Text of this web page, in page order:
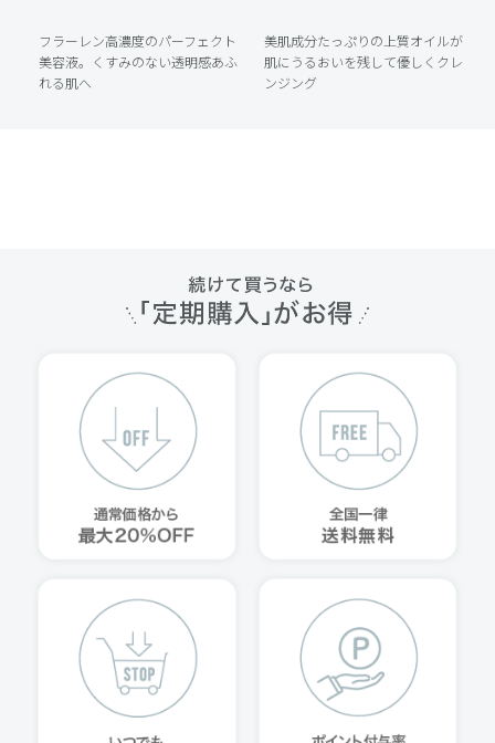
フラーレン高濃度のパーフェクト
美容液。くすみのない透明感あふ
れる肌へ
美肌成分たっぷりの上質オイルが
肌にうるおいを残して優しくクレ
ンジング